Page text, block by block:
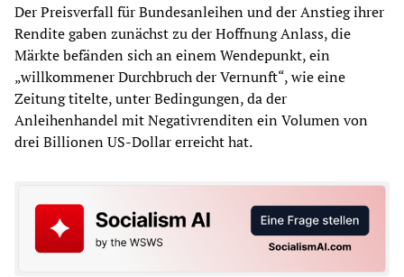
Der Preisverfall für Bundesanleihen und der Anstieg ihrer
Rendite gaben zunächst zu der Hoffnung Anlass, die
Märkte befänden sich an einem Wendepunkt, ein
„willkommener Durchbruch der Vernunft“, wie eine
Zeitung titelte, unter Bedingungen, da der
Anleihenhandel mit Negativrenditen ein Volumen von
drei Billionen US-Dollar erreicht hat.